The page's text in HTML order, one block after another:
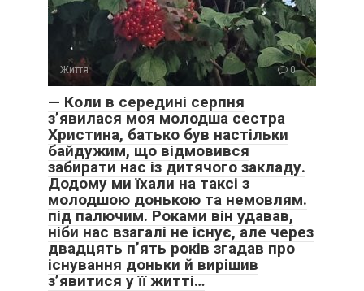
Життя 0
— Коли в середині серпня
з’явилася моя молодша сестра
Христина, батько був настільки
байдужим, що відмовився
забирати нас із дитячого закладу.
Додому ми їхали на таксі з
молодшою донькою та немовлям.
під палючим. Роками він удавав,
ніби нас взагалі не існує, але через
двадцять п’ять років згадав про
існування доньки й вирішив
з’явитися у її житті…